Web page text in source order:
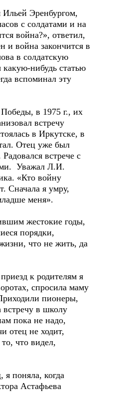
Эренбургом,
с солдатами и на
война?», ответил,
и война закончится в
в солдатскую
какую-нибудь статью
вспоминал эту
в 1975 г., их
встречу
в Иркутске, в
Отец уже был
встрече с
Уважал Л.И.
«Кто войну
Сначала я умру,
меня».
жестокие годы,
порядки,
что не жить, да
к родителям я
спросила маму
пионеры,
в школу
пока не надо,
отец не ходит,
что видел,
поняла, когда
Астафьева